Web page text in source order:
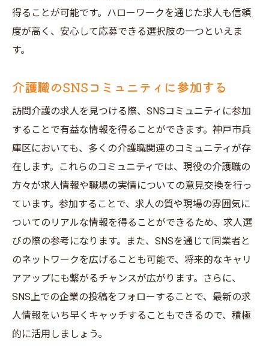
得ることが可能です。ハローワークを通じた求人も信頼
度が高く、安心して応募できる選択肢の一つといえま
す。
介護職のSNSコミュニティに参加する
訪問介護の求人を見つける際、SNSコミュニティに参加
することで有益な情報を得ることができます。神戸市兵
庫区においても、多くの介護職関連のコミュニティが存
在します。これらのコミュニティでは、現役の介護職の
方々が求人情報や職場の実情についての意見交換を行っ
ています。参加することで、求人の質や現場の雰囲気に
ついてのリアルな情報を得ることができるため、求人選
びの際の参考になります。また、SNSを通じて同業者と
のネットワークを広げることも可能で、将来的なキャリ
アアップにも繋がるチャンスが広がります。さらに、
SNS上での企業の投稿をフォローすることで、最新の求
人情報をいち早くキャッチすることもできるので、積極
的に活用しましょう。